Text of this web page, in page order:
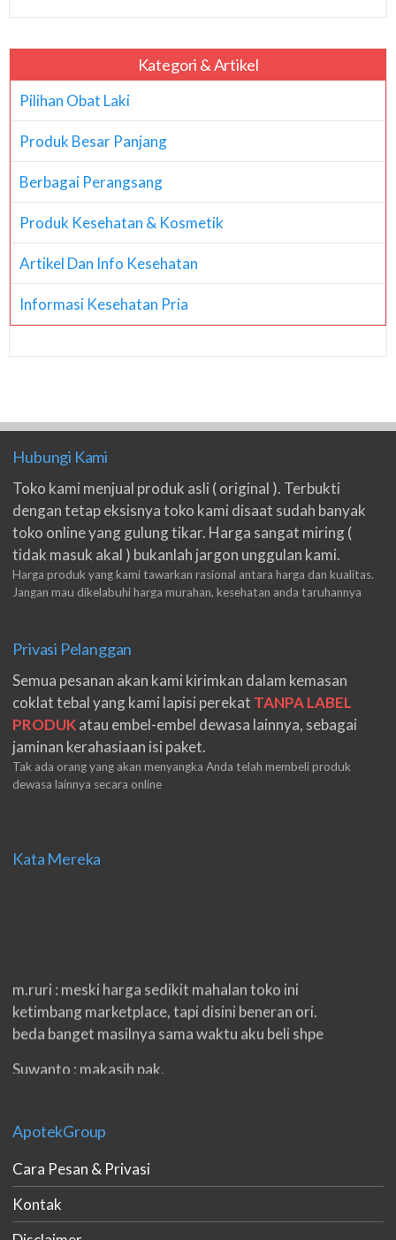
Kategori & Artikel
Pilihan Obat Laki
Produk Besar Panjang
Berbagai Perangsang
Produk Kesehatan & Kosmetik
Artikel Dan Info Kesehatan
Informasi Kesehatan Pria
Hubungi Kami
Toko kami menjual produk asli ( original ). Terbukti
dengan tetap eksisnya toko kami disaat sudah banyak
toko online yang gulung tikar. Harga sangat miring (
tidak masuk akal ) bukanlah jargon unggulan kami.
Harga produk yang kami tawarkan rasional antara harga dan kualitas.
Jangan mau dikelabuhi harga murahan, kesehatan anda taruhannya
Privasi Pelanggan
Semua pesanan akan kami kirimkan dalam kemasan
coklat tebal yang kami lapisi perekat TANPA LABEL
PRODUKatau embel-embel dewasa lainnya, sebagai
jaminan kerahasiaan isi paket.
Tak ada orang yang akan menyangka Anda telah membeli produk
dewasa lainnya secara online
Kata Mereka
m.ruri : meski harga sedikit mahalan toko ini
ketimbang marketplace, tapi disini beneran ori.
beda banget masilnya sama waktu aku beli shpe
Suwanto : makasih pak.
double. beneran sama sekali tidak ada nama
produknya. tetep jaga kualitas ya gan.
eko padang : ko brang udh sampek, kan bru 2 hri
gan. cpet bgt
ApotekGroup
Cara Pesan & Privasi
Kontak